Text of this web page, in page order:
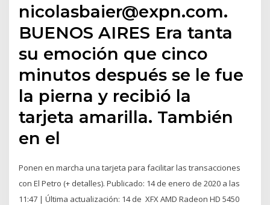
nicolasbaier@expn.com.
BUENOS AIRES Era tanta
su emoción que cinco
minutos después se le fue
la pierna y recibió la
tarjeta amarilla. También
en el
Ponen en marcha una tarjeta para facilitar las transacciones
con El Petro (+ detalles). Publicado: 14 de enero de 2020 a las
11:47 | Última actualización: 14 de XFX AMD Radeon HD 5450